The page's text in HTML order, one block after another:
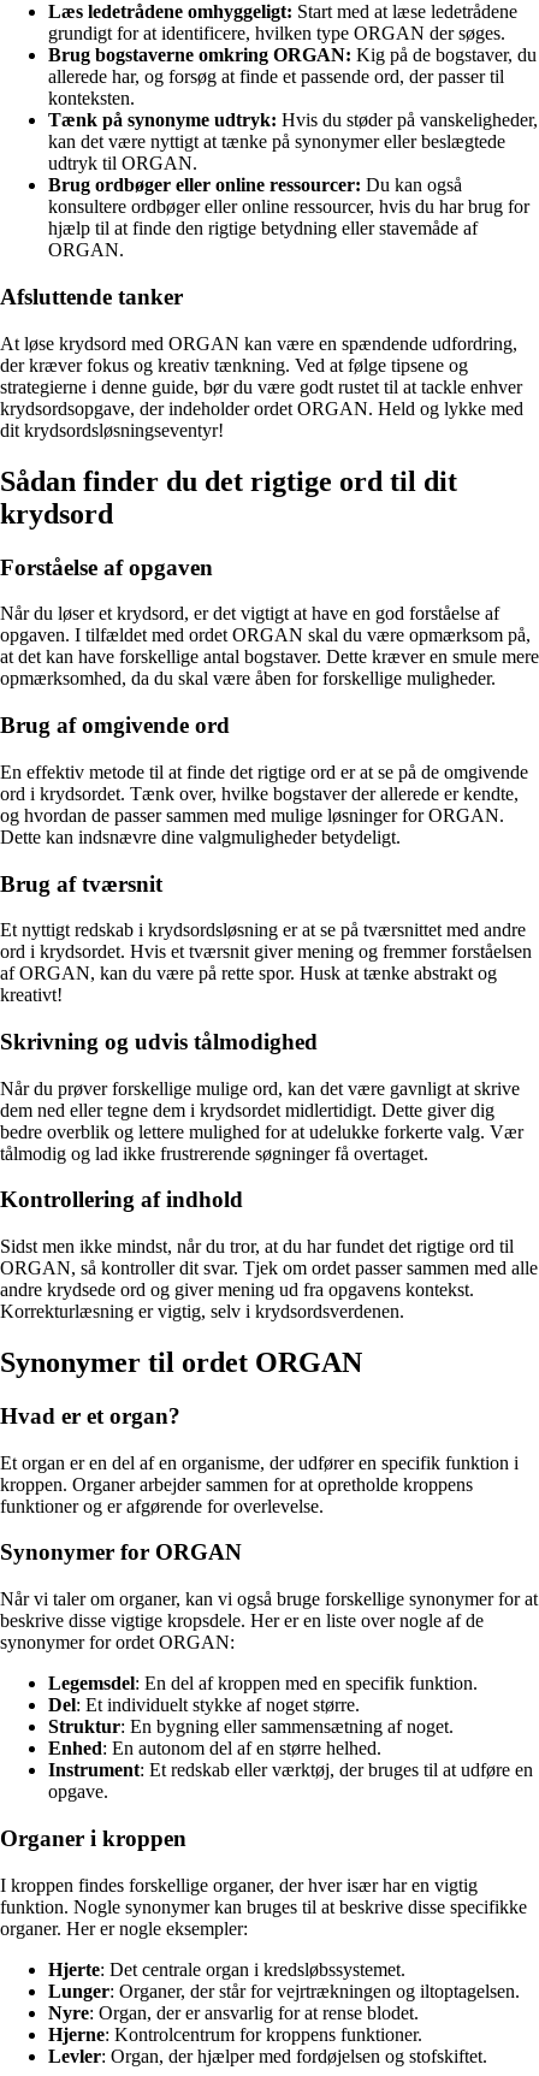
Læs ledetrådene omhyggeligt: Start med at læse ledetrådene
grundigt for at identificere, hvilken type ORGAN der søges.
Brug bogstaverne omkring ORGAN: Kig på de bogstaver, du
allerede har, og forsøg at finde et passende ord, der passer til
konteksten.
Tænk på synonyme udtryk: Hvis du støder på vanskeligheder,
kan det være nyttigt at tænke på synonymer eller beslægtede
udtryk til ORGAN.
Brug ordbøger eller online ressourcer: Du kan også
konsultere ordbøger eller online ressourcer, hvis du har brug for
hjælp til at finde den rigtige betydning eller stavemåde af
ORGAN.
Afsluttende tanker
At løse krydsord med ORGAN kan være en spændende udfordring,
der kræver fokus og kreativ tænkning. Ved at følge tipsene og
strategierne i denne guide, bør du være godt rustet til at tackle enhver
krydsordsopgave, der indeholder ordet ORGAN. Held og lykke med
dit krydsordsløsningseventyr!
Sådan finder du det rigtige ord til dit
krydsord
Forståelse af opgaven
Når du løser et krydsord, er det vigtigt at have en god forståelse af
opgaven. I tilfældet med ordet ORGAN skal du være opmærksom på,
at det kan have forskellige antal bogstaver. Dette kræver en smule mere
opmærksomhed, da du skal være åben for forskellige muligheder.
Brug af omgivende ord
En effektiv metode til at finde det rigtige ord er at se på de omgivende
ord i krydsordet. Tænk over, hvilke bogstaver der allerede er kendte,
og hvordan de passer sammen med mulige løsninger for ORGAN.
Dette kan indsnævre dine valgmuligheder betydeligt.
Brug af tværsnit
Et nyttigt redskab i krydsordsløsning er at se på tværsnittet med andre
ord i krydsordet. Hvis et tværsnit giver mening og fremmer forståelsen
af ORGAN, kan du være på rette spor. Husk at tænke abstrakt og
kreativt!
Skrivning og udvis tålmodighed
Når du prøver forskellige mulige ord, kan det være gavnligt at skrive
dem ned eller tegne dem i krydsordet midlertidigt. Dette giver dig
bedre overblik og lettere mulighed for at udelukke forkerte valg. Vær
tålmodig og lad ikke frustrerende søgninger få overtaget.
Kontrollering af indhold
Sidst men ikke mindst, når du tror, at du har fundet det rigtige ord til
ORGAN, så kontroller dit svar. Tjek om ordet passer sammen med alle
andre krydsede ord og giver mening ud fra opgavens kontekst.
Korrekturlæsning er vigtig, selv i krydsordsverdenen.
Synonymer til ordet ORGAN
Hvad er et organ?
Et organ er en del af en organisme, der udfører en specifik funktion i
kroppen. Organer arbejder sammen for at opretholde kroppens
funktioner og er afgørende for overlevelse.
Synonymer for ORGAN
Når vi taler om organer, kan vi også bruge forskellige synonymer for at
beskrive disse vigtige kropsdele. Her er en liste over nogle af de
synonymer for ordet ORGAN:
Legemsdel: En del af kroppen med en specifik funktion.
Del: Et individuelt stykke af noget større.
Struktur: En bygning eller sammensætning af noget.
Enhed: En autonom del af en større helhed.
Instrument: Et redskab eller værktøj, der bruges til at udføre en
opgave.
Organer i kroppen
I kroppen findes forskellige organer, der hver især har en vigtig
funktion. Nogle synonymer kan bruges til at beskrive disse specifikke
organer. Her er nogle eksempler:
Hjerte: Det centrale organ i kredsløbssystemet.
Lunger: Organer, der står for vejrtrækningen og iltoptagelsen.
Nyre: Organ, der er ansvarlig for at rense blodet.
Hjerne: Kontrolcentrum for kroppens funktioner.
Levler: Organ, der hjælper med fordøjelsen og stofskiftet.